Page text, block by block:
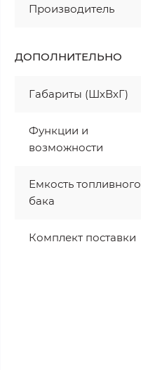
Производитель
ДОПОЛНИТЕЛЬНО
Габариты (ШхВхГ)
Функции и
возможности
Емкость топливного
бака
Комплект поставки